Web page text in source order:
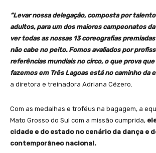
“Levar nossa delegação, composta por
adultos, para um dos maiores campeonatos
ver todas as nossas 13 coreografias
não cabe no peito. Fomos avaliados por
referências mundiais no circo, o que prova
fazemos em Três Lagoas está no caminho da
a diretora e treinadora Adriana Cézero.
Com as medalhas e troféus na bagagem, a
Mato Grosso do Sul com a missão cumprida,
cidade e do estado no cenário da dança e
contemporâneo nacional.